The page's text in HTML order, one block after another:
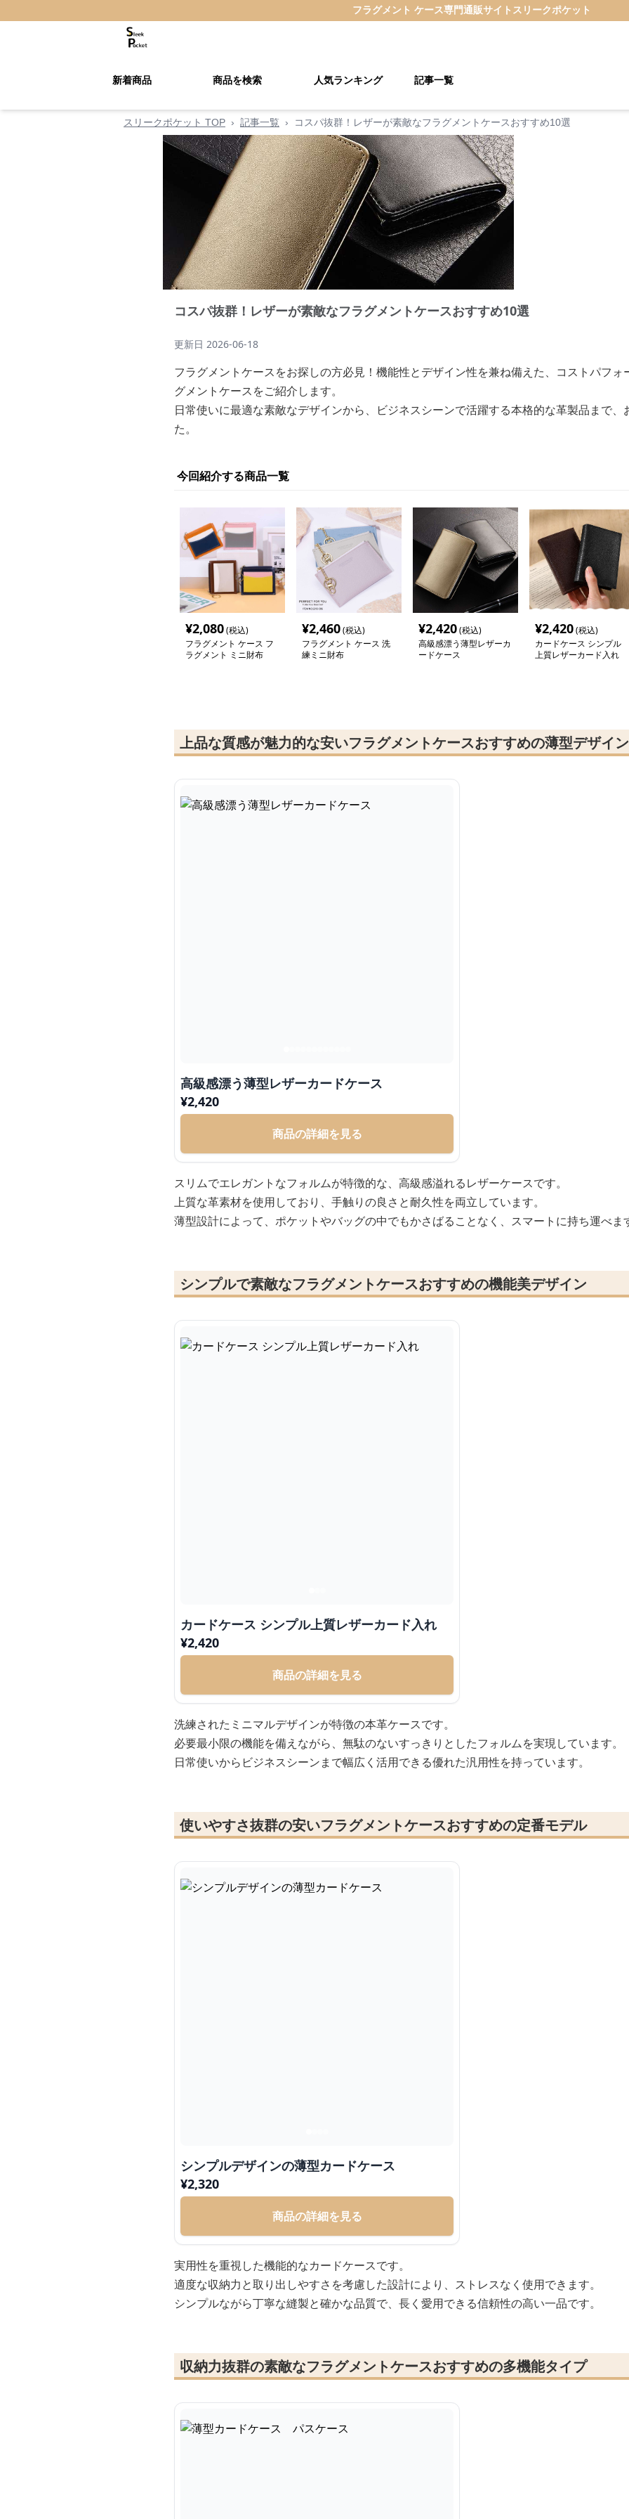
フラグメント ケース専門通販サイト スリークポケット
新着商品 商品を検索 人気ランキング 記事一覧
スリークポケット TOP › 記事一覧 › コスパ抜群！レザーが素敵なフラグメントケースおすすめ10選
コスパ抜群！レザーが素敵なフラグメントケースおすすめ10選
更新日 2026-06-18
フラグメントケースをお探しの方必見！機能性とデザイン性を兼ね備えた、コストパフ
グメントケースをご紹介します。
日常使いに最適な素敵なデザインから、ビジネスシーンで活躍する本格的な革製品まで
た。
今回紹介する商品一覧
¥2,080(税込)
フラグメント ケース フ
ラグメント ミニ財布
¥2,460(税込)
フラグメント ケース 洗
練ミニ財布
¥2,420(税込)
高級感漂う薄型レザーカ
ードケース
¥2,420(税込)
カードケース シンプル
上質レザーカード入れ
上品な質感が魅力的な安いフラグメントケースおすすめの薄型デザイン
高級感漂う薄型レザーカードケース
¥2,420
商品の詳細を見る
スリムでエレガントなフォルムが特徴的な、高級感溢れるレザーケースです。
上質な革素材を使用しており、手触りの良さと耐久性を両立しています。
薄型設計によって、ポケットやバッグの中でもかさばることなく、スマートに持ち運べま
シンプルで素敵なフラグメントケースおすすめの機能美デザイン
カードケース シンプル上質レザーカード入れ
¥2,420
商品の詳細を見る
洗練されたミニマルデザインが特徴の本革ケースです。
必要最小限の機能を備えながら、無駄のないすっきりとしたフォルムを実現しています。
日常使いからビジネスシーンまで幅広く活用できる優れた汎用性を持っています。
使いやすさ抜群の安いフラグメントケースおすすめの定番モデル
シンプルデザインの薄型カードケース
¥2,320
商品の詳細を見る
実用性を重視した機能的なカードケースです。
適度な収納力と取り出しやすさを考慮した設計により、ストレスなく使用できます。
シンプルながら丁寧な縫製と確かな品質で、長く愛用できる信頼性の高い一品です。
収納力抜群の素敵なフラグメントケースおすすめの多機能タイプ